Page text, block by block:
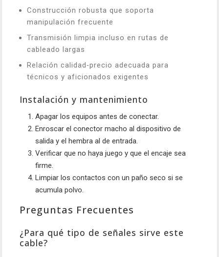
Construcción robusta que soporta
manipulación frecuente
Transmisión limpia incluso en rutas de
cableado largas
Relación calidad‑precio adecuada para
técnicos y aficionados exigentes
Instalación y mantenimiento
Apagar los equipos antes de conectar.
Enroscar el conector macho al dispositivo de
salida y el hembra al de entrada.
Verificar que no haya juego y que el encaje sea
firme.
Limpiar los contactos con un paño seco si se
acumula polvo.
Preguntas Frecuentes
¿Para qué tipo de señales sirve este
cable?